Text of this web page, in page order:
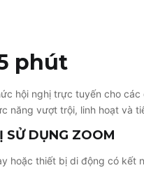
phút
hội nghị trực tuyến cho
năng vượt trội, linh hoạt và
SỬ DỤNG ZOOM
hoặc thiết bị di động có